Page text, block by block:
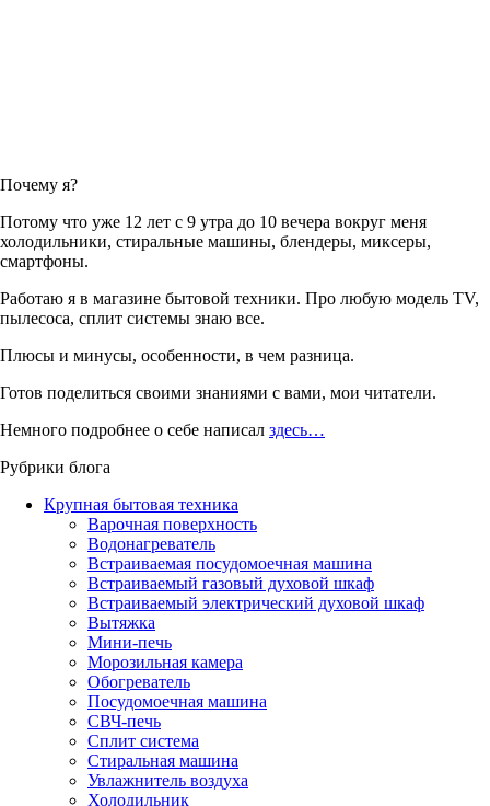
Почему я?
Потому что уже 12 лет с 9 утра до 10 вечера вокруг меня
холодильники, стиральные машины, блендеры, миксеры,
смартфоны.
Работаю я в магазине бытовой техники. Про любую модель TV,
пылесоса, сплит системы знаю все.
Плюсы и минусы, особенности, в чем разница.
Готов поделиться своими знаниями с вами, мои читатели.
Немного подробнее о себе написал здесь…
Рубрики блога
Крупная бытовая техника
Варочная поверхность
Водонагреватель
Встраиваемая посудомоечная машина
Встраиваемый газовый духовой шкаф
Встраиваемый электрический духовой шкаф
Вытяжка
Мини-печь
Морозильная камера
Обогреватель
Посудомоечная машина
СВЧ-печь
Сплит система
Стиральная машина
Увлажнитель воздуха
Холодильник